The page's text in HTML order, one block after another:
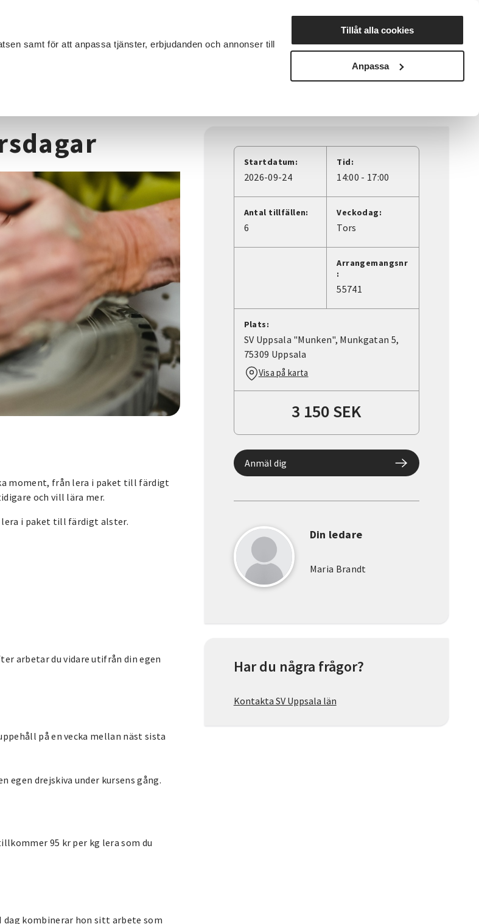
samt för att anpassa tjänster, erbjudanden och annonser till
Tillåt alla cookies
Anpassa
Nyheter Avdelningar
moment, från lera i paket till färdigt
och vill lära mer.
lera i paket till färdigt alster.
arbetar du vidare utifrån din egen
på en vecka mellan näst sista
egen drejskiva under kursens gång.
95 kr per kg lera som du
dag kombinerar hon sitt arbete som
Startdatum:
2026-09-24
Tid:
14:00 - 17:00
Antal tillfällen:
6
Veckodag:
Tors
Arrangemangsnr
:
55741
Plats:
SV Uppsala "Munken", Munkgatan 5,
75309 Uppsala
Visa på karta
3 150 SEK
Anmäl dig
Din ledare
Maria Brandt
Har du några frågor?
Kontakta SV Uppsala län